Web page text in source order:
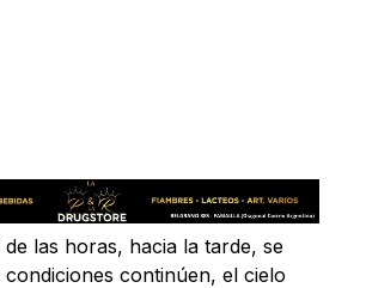
las horas, hacia la tarde, se
continúen, el cielo